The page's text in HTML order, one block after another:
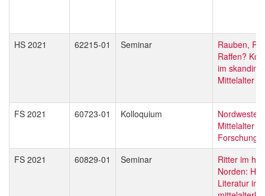
HS 2021 62215-01 Seminar
Rauben,
Raffen?
im
Mittelalter
FS 2021 60723-01 Kolloquium
Mittelalter -
Forschung
FS 2021
60829-01 Seminar
Ritter im
Norden:
Literatur im